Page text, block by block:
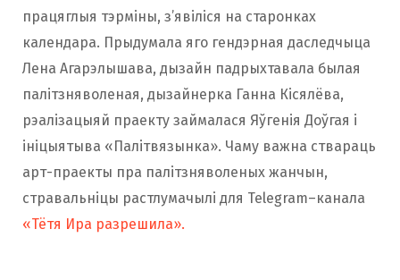
працяглыя тэрміны, з’явіліся на старонках
календара. Прыдумала яго гендэрная даследчыца
Лена Агарэлышава, дызайн падрыхтавала былая
палітзняволеная, дызайнерка Ганна Кісялёва,
рэалізацыяй праекту займалася Яўгенія Доўгая і
ініцыятыва «Палітвязынка». Чаму важна ствараць
арт-праекты пра палітзняволеных жанчын,
стравальніцы растлумачылі для Telegram–канала
«Тётя Ира разрешила».